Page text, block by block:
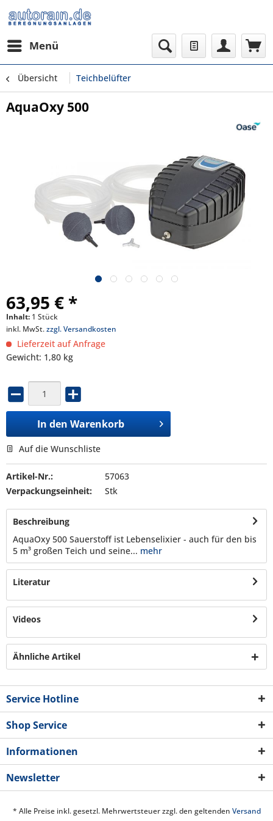
Menü
Übersicht Teichbelüfter
AquaOxy 500
63,95 € *
Inhalt: 1 Stück
inkl. MwSt.zzgl. Versandkosten
Lieferzeit auf Anfrage
Gewicht: 1,80 kg
In den Warenkorb
Auf die Wunschliste
Artikel-Nr.:
57063
Verpackungseinheit:
Stk
Beschreibung
AquaOxy 500 Sauerstoff ist Lebenselixier - auch für den bis
5 m³ großen Teich und seine... mehr
Literatur
Videos
Ähnliche Artikel
Service Hotline
Shop Service
Informationen
Newsletter
* Alle Preise inkl. gesetzl. Mehrwertsteuer zzgl. den geltenden Versand